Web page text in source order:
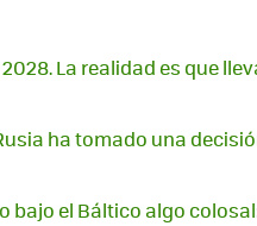
La realidad es que
ha tomado una
el Báltico algo